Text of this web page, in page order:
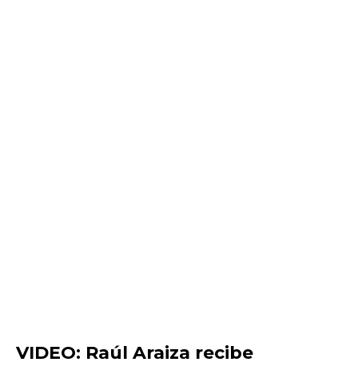
VIDEO: Raúl Araiza recibe